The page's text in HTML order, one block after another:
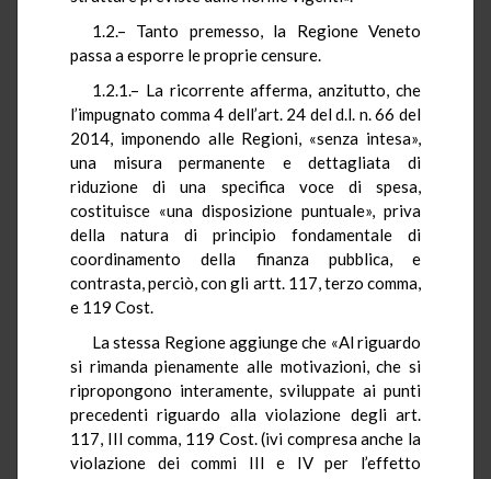
1.2.– Tanto premesso, la Regione Veneto
passa a esporre le proprie censure.
1.2.1.– La ricorrente afferma, anzitutto, che
l’impugnato comma 4 dell’art. 24 del d.l. n. 66 del
2014, imponendo alle Regioni, «senza intesa»,
una misura permanente e dettagliata di
riduzione di una specifica voce di spesa,
costituisce «una disposizione puntuale», priva
della natura di principio fondamentale di
coordinamento della finanza pubblica, e
contrasta, perciò, con gli artt. 117, terzo comma,
e 119 Cost.
La stessa Regione aggiunge che «Al riguardo
si rimanda pienamente alle motivazioni, che si
ripropongono interamente, sviluppate ai punti
precedenti riguardo alla violazione degli art.
117, III comma, 119 Cost. (ivi compresa anche la
violazione dei commi III e IV per l’effetto